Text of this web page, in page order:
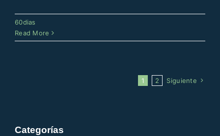
60dias
Read More
1 2 Siguiente
Categorías